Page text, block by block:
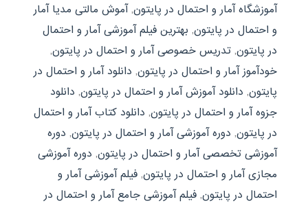
آموزشگاه آمار و احتمال در پایتون,آموش مالتی مدیا آمار
و احتمال در پایتون, بهترین فیلم آموزشی آمار و احتمال
در پایتون, تدریس خصوصی آمار و احتمال در پایتون,
خودآموز آمار و احتمال در پایتون, دانلود آمار و احتمال در
پایتون, دانلود آموزش آمار و احتمال در پایتون, دانلود
جزوه آمار و احتمال در پایتون, دانلود کتاب آمار و احتمال
در پایتون, دوره آموزشی آمار و احتمال در پایتون, دوره
آموزشی تخصصی آمار و احتمال در پایتون, دوره آموزشی
مجازی آمار و احتمال در پایتون, فیلم آموزشی آمار و
احتمال در پایتون, فیلم آموزشی جامع آمار و احتمال در